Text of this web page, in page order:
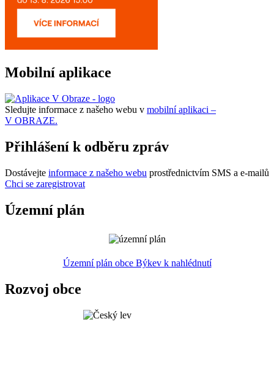
Mobilní aplikace
Sledujte informace z našeho webu v mobilní aplikaci –
V OBRAZE.
Přihlášení k odběru zpráv
Dostávejte informace z našeho webu prostřednictvím SMS a e-mailů
Chci se zaregistrovat
Územní plán
Územní plán obce Býkev k nahlédnutí
Rozvoj obce